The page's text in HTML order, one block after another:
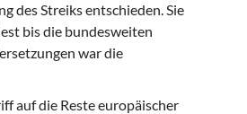
des Streiks entschieden. Sie
bis die bundesweiten
war die
auf die Reste europäischer